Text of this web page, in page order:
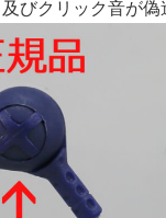
びクリック音が偽